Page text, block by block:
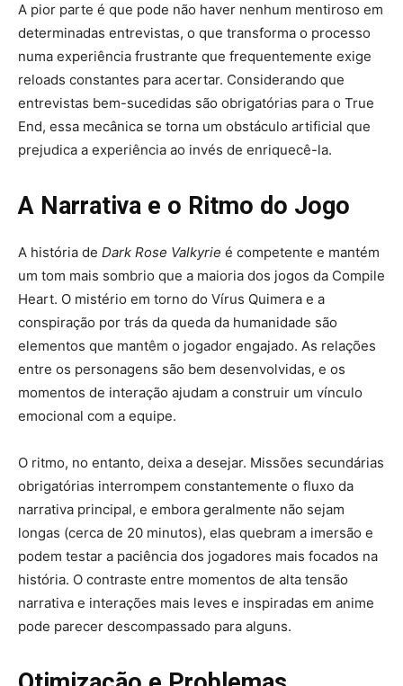
A pior parte é que pode não haver nenhum mentiroso em
determinadas entrevistas, o que transforma o processo
numa experiência frustrante que frequentemente exige
reloads constantes para acertar. Considerando que
entrevistas bem-sucedidas são obrigatórias para o True
End, essa mecânica se torna um obstáculo artificial que
prejudica a experiência ao invés de enriquecê-la.
A Narrativa e o Ritmo do Jogo
A história de Dark Rose Valkyrie é competente e mantém
um tom mais sombrio que a maioria dos jogos da Compile
Heart. O mistério em torno do Vírus Quimera e a
conspiração por trás da queda da humanidade são
elementos que mantêm o jogador engajado. As relações
entre os personagens são bem desenvolvidas, e os
momentos de interação ajudam a construir um vínculo
emocional com a equipe.
O ritmo, no entanto, deixa a desejar. Missões secundárias
obrigatórias interrompem constantemente o fluxo da
narrativa principal, e embora geralmente não sejam
longas (cerca de 20 minutos), elas quebram a imersão e
podem testar a paciência dos jogadores mais focados na
história. O contraste entre momentos de alta tensão
narrativa e interações mais leves e inspiradas em anime
pode parecer descompassado para alguns.